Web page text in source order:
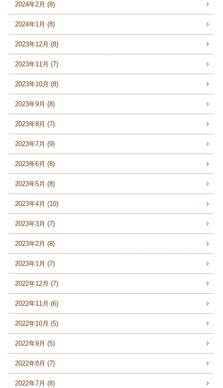
2024年2月 (8)
2024年1月 (8)
2023年12月 (8)
2023年11月 (7)
2023年10月 (8)
2023年9月 (8)
2023年8月 (7)
2023年7月 (9)
2023年6月 (8)
2023年5月 (8)
2023年4月 (10)
2023年3月 (7)
2023年2月 (8)
2023年1月 (7)
2022年12月 (7)
2022年11月 (6)
2022年10月 (5)
2022年9月 (5)
2022年8月 (7)
2022年7月 (8)